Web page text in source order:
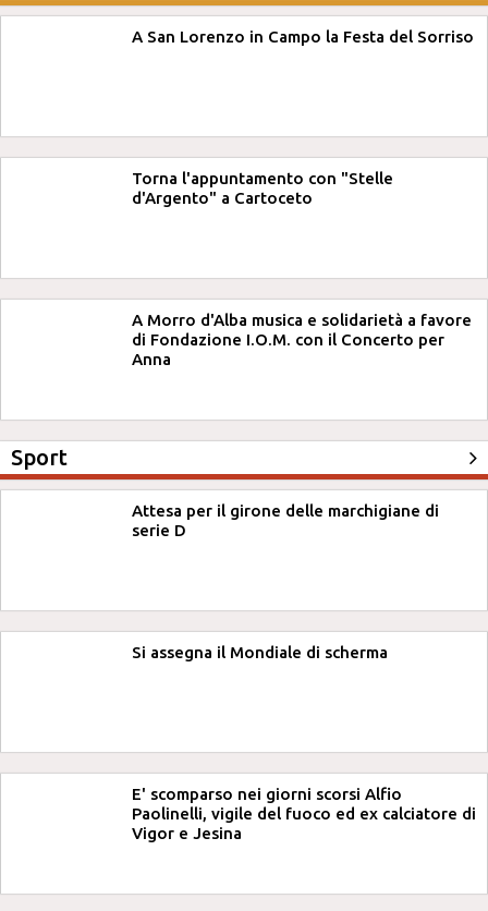
A San Lorenzo in Campo la Festa del Sorriso
Torna l'appuntamento con "Stelle
d'Argento" a Cartoceto
A Morro d'Alba musica e solidarietà a favore
di Fondazione I.O.M. con il Concerto per
Anna
Sport
Attesa per il girone delle marchigiane di
serie D
Si assegna il Mondiale di scherma
E' scomparso nei giorni scorsi Alfio
Paolinelli, vigile del fuoco ed ex calciatore di
Vigor e Jesina